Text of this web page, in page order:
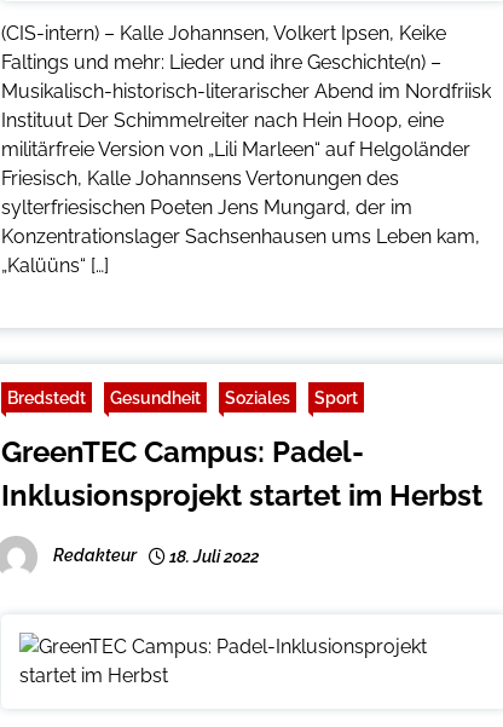
(CIS-intern) – Kalle Johannsen, Volkert Ipsen, Keike
Faltings und mehr: Lieder und ihre Geschichte(n) –
Musikalisch-historisch-literarischer Abend im Nordfriisk
Instituut Der Schimmelreiter nach Hein Hoop, eine
militärfreie Version von „Lili Marleen“ auf Helgoländer
Friesisch, Kalle Johannsens Vertonungen des
sylterfriesischen Poeten Jens Mungard, der im
Konzentrationslager Sachsenhausen ums Leben kam,
„Kalüüns“ […]
Bredstedt Gesundheit Soziales Sport
GreenTEC Campus: Padel-
Inklusionsprojekt startet im Herbst
Redakteur 18. Juli 2022